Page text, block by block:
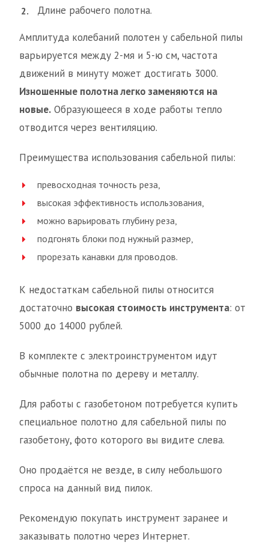
Длине рабочего полотна.
Амплитуда колебаний полотен у сабельной пилы
варьируется между 2-мя и 5-ю см, частота
движений в минуту может достигать 3000.
Изношенные полотна легко заменяются на
новые. Образующееся в ходе работы тепло
отводится через вентиляцию.
Преимущества использования сабельной пилы:
превосходная точность реза,
высокая эффективность использования,
можно варьировать глубину реза,
подгонять блоки под нужный размер,
прорезать канавки для проводов.
К недостаткам сабельной пилы относится
достаточно высокая стоимость инструмента: от
5000 до 14000 рублей.
В комплекте с электроинструментом идут
обычные полотна по дереву и металлу.
Для работы с газобетоном потребуется купить
специальное полотно для сабельной пилы по
газобетону, фото которого вы видите слева.
Оно продаётся не везде, в силу небольшого
спроса на данный вид пилок.
Рекомендую покупать инструмент заранее и
заказывать полотно через Интернет.